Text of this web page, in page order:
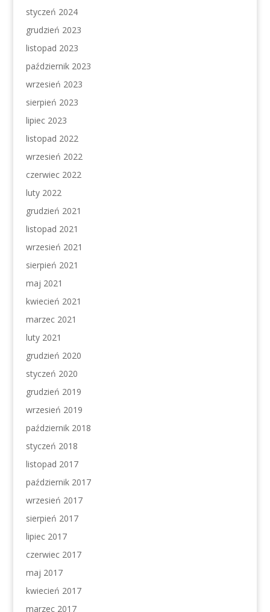
styczeń 2024
grudzień 2023
listopad 2023
październik 2023
wrzesień 2023
sierpień 2023
lipiec 2023
listopad 2022
wrzesień 2022
czerwiec 2022
luty 2022
grudzień 2021
listopad 2021
wrzesień 2021
sierpień 2021
maj 2021
kwiecień 2021
marzec 2021
luty 2021
grudzień 2020
styczeń 2020
grudzień 2019
wrzesień 2019
październik 2018
styczeń 2018
listopad 2017
październik 2017
wrzesień 2017
sierpień 2017
lipiec 2017
czerwiec 2017
maj 2017
kwiecień 2017
marzec 2017